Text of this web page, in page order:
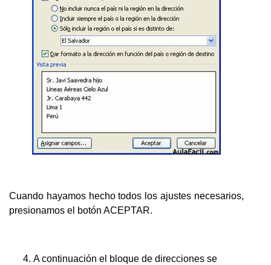
Cuando hayamos hecho todos los ajustes necesarios,
presionamos el botón ACEPTAR.
A continuación el bloque de direcciones se